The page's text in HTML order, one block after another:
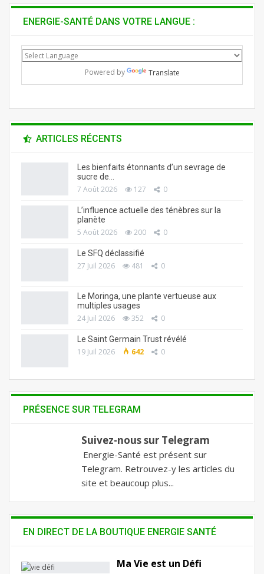
ENERGIE-SANTÉ DANS VOTRE LANGUE :
Powered by Translate
ARTICLES RÉCENTS
Les bienfaits étonnants d’un sevrage de
sucre de…
7 Août 2026 127 0
L’influence actuelle des ténèbres sur la
planète
5 Août 2026 200 0
Le SFQ déclassifié
27 Juil 2026 481 0
Le Moringa, une plante vertueuse aux
multiples usages
24 Juil 2026 352 0
Le Saint Germain Trust révélé
19 Juil 2026 642 0
PRÉSENCE SUR TELEGRAM
Suivez-nous sur Telegram
Energie-Santé est présent sur
Telegram. Retrouvez-y les articles du
site et beaucoup plus...
EN DIRECT DE LA BOUTIQUE ENERGIE SANTÉ
Ma Vie est un Défi